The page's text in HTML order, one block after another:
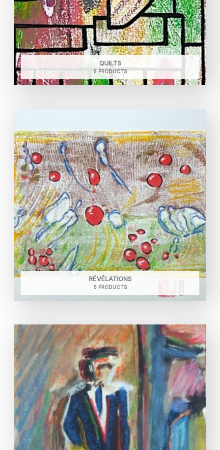
QUILTS
6 PRODUCTS
RÉVÉLATIONS
6 PRODUCTS